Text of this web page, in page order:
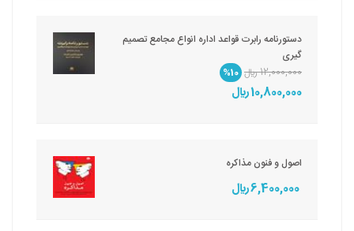
دستورنامه رابرت قواعد اداره انواع مجامع تصمیم
گیری
12,000,000 ريال
%10
10,800,000 ريال
اصول و فنون مذاکره
6,400,000 ريال